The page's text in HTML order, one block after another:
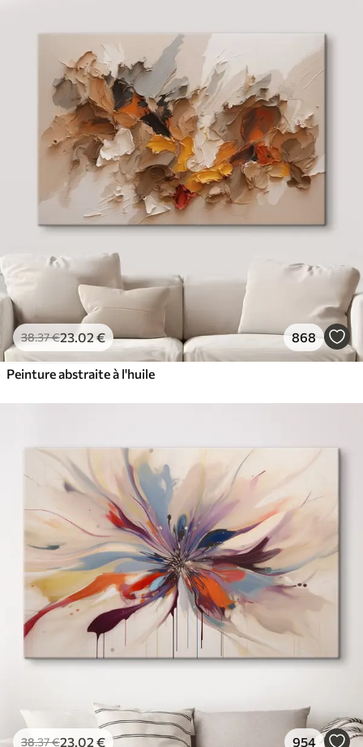
38.37€23.02 € 868
Peinture abstraite à l'huile
38.37€23.02 € 954